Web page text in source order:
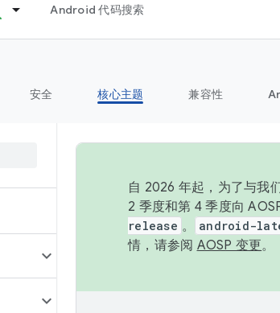
Android 代码搜索
安全 核心主题 兼容性
自 2026 年起，为了与我
2 季度和第 4 季度向
release 。 android-
情，请参阅 AOSP 变更。